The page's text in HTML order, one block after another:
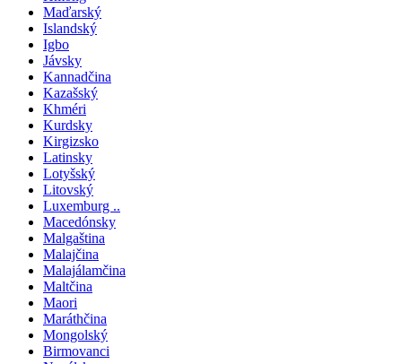
Maďarský
Islandský
Igbo
Jávsky
Kannadčina
Kazašský
Khméri
Kurdsky
Kirgizsko
Latinsky
Lotyšský
Litovský
Luxemburg ..
Macedónsky
Malgaština
Malajčina
Malajálamčina
Maltčina
Maori
Maráthčina
Mongolský
Birmovanci